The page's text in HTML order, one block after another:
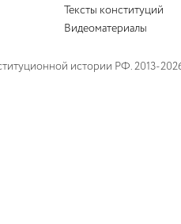
Тексты конституций
Видеоматериалы
истории РФ. 2013-